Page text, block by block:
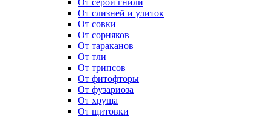
От слизней и улиток
От совки
От сорняков
От тараканов
От тли
От трипсов
От фитофторы
От фузариоза
От хруща
От щитовки